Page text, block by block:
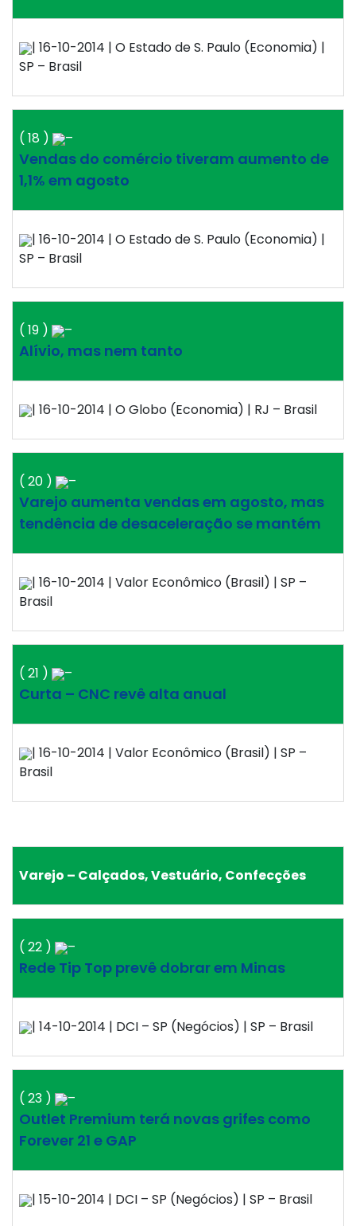
| 16-10-2014 | O Estado de S. Paulo (Economia) |
SP – Brasil
( 18 ) –
Vendas do comércio tiveram aumento de
1,1% em agosto
| 16-10-2014 | O Estado de S. Paulo (Economia) |
SP – Brasil
( 19 ) –
Alívio, mas nem tanto
| 16-10-2014 | O Globo (Economia) | RJ – Brasil
( 20 ) –
Varejo aumenta vendas em agosto, mas
tendência de desaceleração se mantém
| 16-10-2014 | Valor Econômico (Brasil) | SP –
Brasil
( 21 ) –
Curta – CNC revê alta anual
| 16-10-2014 | Valor Econômico (Brasil) | SP –
Brasil
Varejo – Calçados, Vestuário, Confecções
( 22 ) –
Rede Tip Top prevê dobrar em Minas
| 14-10-2014 | DCI – SP (Negócios) | SP – Brasil
( 23 ) –
Outlet Premium terá novas grifes como
Forever 21 e GAP
| 15-10-2014 | DCI – SP (Negócios) | SP – Brasil